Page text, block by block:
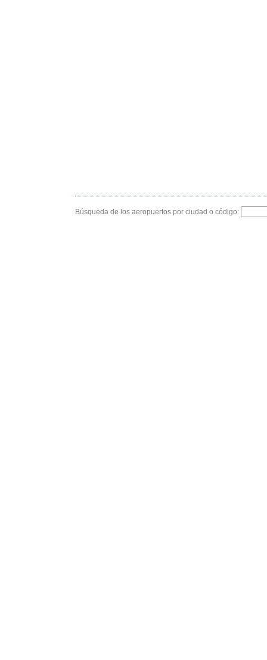
Búsqueda de los aeropuertos por ciudad o código: